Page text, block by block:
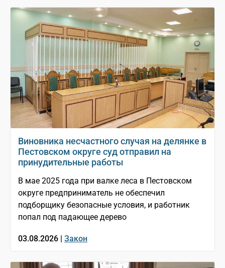
Виновника несчастного случая на делянке в
Пестовском округе суд отправил на
принудительные работы
В мае 2025 года при валке леса в Пестовском
округе предприниматель не обеспечил
подборщику безопасные условия, и работник
попал под падающее дерево
03.08.2026 | Закон